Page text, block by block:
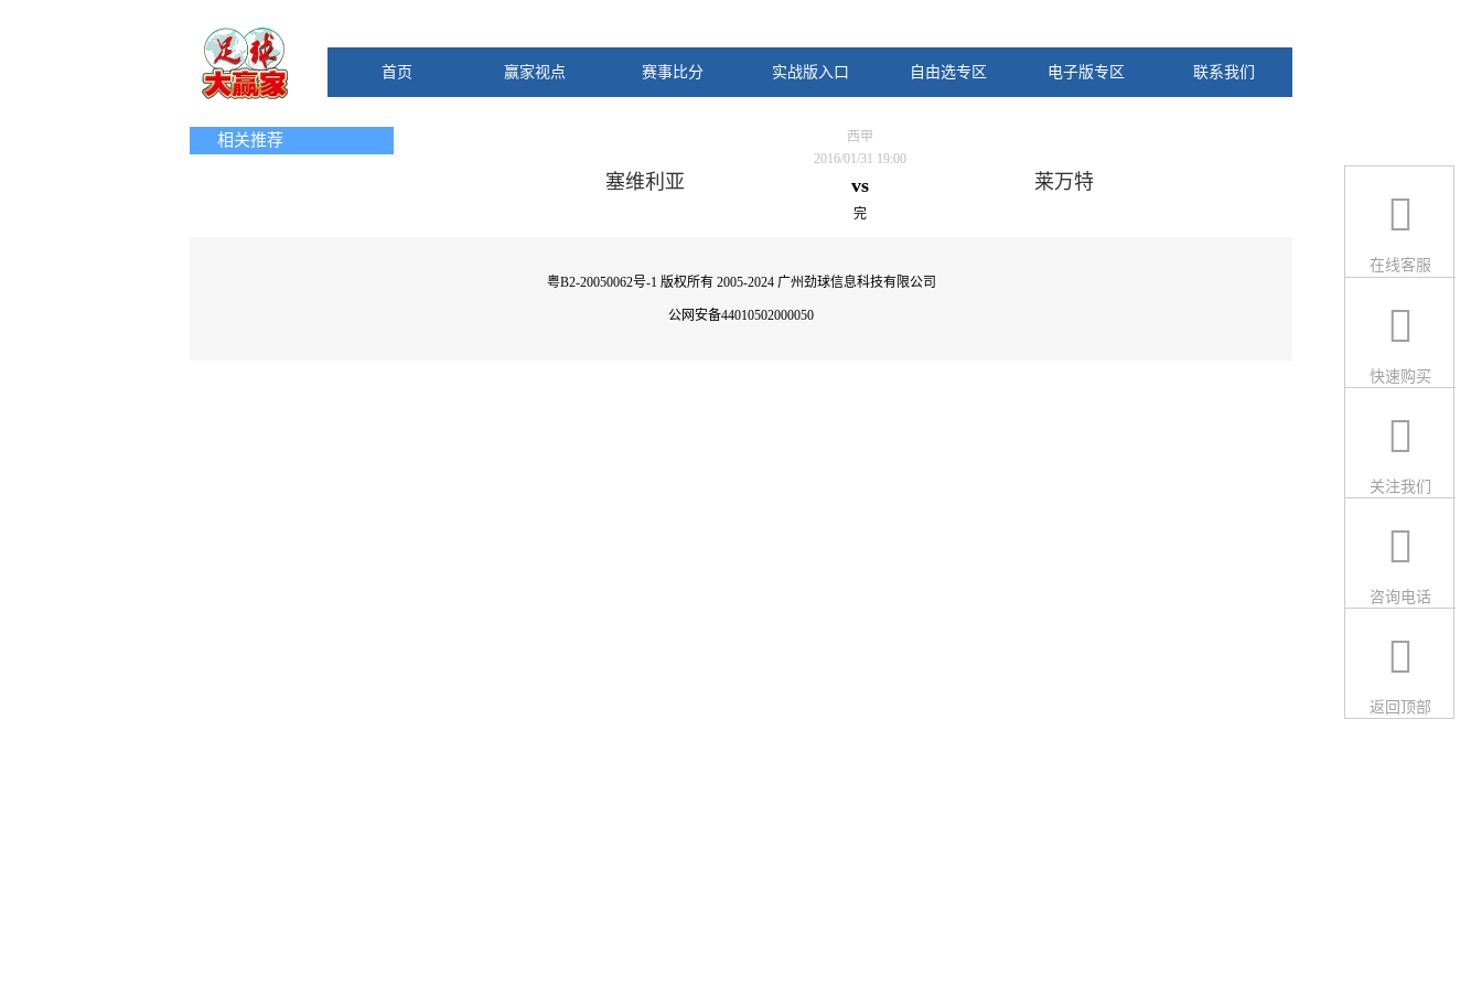
首页 赢家视点 赛事比分 实战版入口 自由选专区 电子版专区 联系我们
相关推荐
西甲
2016/01/31 19:00
vs
完
塞维利亚 莱万特
粤B2-20050062号-1版权所有 2005-2024 广州劲球信息科技有限公司
公网安备44010502000050
在线客服
快速购买
关注我们
咨询电话
返回顶部